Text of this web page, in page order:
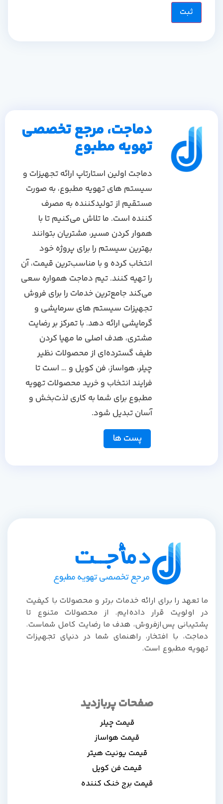
دماجت، مرجع تخصصی
تهویه مطبوع
دماجت اولین استارتاپ ارائه تجهیزات و
سیستم های تهویه مطبوع، به صورت
مستقیم از تولیدکننده به مصرف
کننده است. ما تلاش می‌کنیم تا با
هموار کردن مسیر، مشتریان بتوانند
بهترین سیستم را برای پروژه خود
انتخاب کرده و با مناسب‌ترین قیمت، آن
را تهیه کنند. تیم دماجت همواره سعی
می‌کند جامع‌ترین خدمات را برای فروش
تجهیزات سیستم های سرمایشی و
گرمایشی ارائه دهد. با تمرکز بر رضایت
مشتری، هدف اصلی ما مهیا کردن
طیف گسترده‌ای از محصولات نظیر
چیلر، هواساز، فن کویل و … است تا
فرایند انتخاب و خرید محصولات تهویه
مطبوع برای شما به کاری لذت‌بخش و
آسان تبدیل شود.
پست ها
ما تعهد را برای ارائه خدمات برتر و محصولات با کیفیت
در اولویت قرار داده‌ایم. از محصولات متنوع تا
پشتیبانی پس‌از‌فروش، هدف ما رضایت کامل شماست.
دماجت، با افتخار، راهنمای شما در دنیای تجهیزات
تهویه مطبوع است.
صفحات پربازدید
قیمت چیلر
قیمت هواساز
قیمت یونیت هیتر
قیمت فن کویل
قیمت برج خنک کننده